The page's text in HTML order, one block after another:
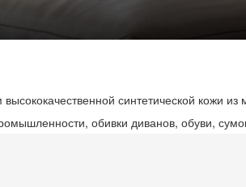
синтетической кожи
обивки диванов, обуви,